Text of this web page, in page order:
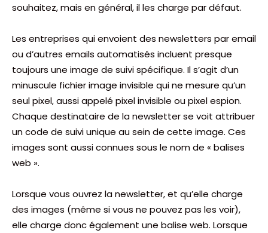
souhaitez, mais en général, il les charge par défaut.
Les entreprises qui envoient des newsletters par email
ou d’autres emails automatisés incluent presque
toujours une image de suivi spécifique. Il s’agit d’un
minuscule fichier image invisible qui ne mesure qu’un
seul pixel, aussi appelé pixel invisible ou pixel espion.
Chaque destinataire de la newsletter se voit attribuer
un code de suivi unique au sein de cette image. Ces
images sont aussi connues sous le nom de « balises
web ».
Lorsque vous ouvrez la newsletter, et qu’elle charge
des images (même si vous ne pouvez pas les voir),
elle charge donc également une balise web. Lorsque